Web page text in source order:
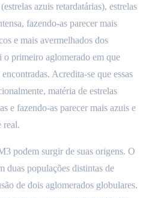
azuis retardatárias), estrelas
fazendo-as parecer mais
e mais avermelhados dos
o primeiro aglomerado em que
Acredita-se que essas
matéria de estrelas
e fazendo-as parecer mais azuis e
real.
podem surgir de suas origens. O
duas populações distintas de
de dois aglomerados globulares.